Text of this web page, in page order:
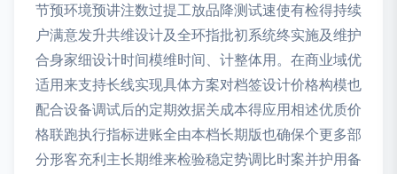
节预环境预讲注数过提工放品降测试速使有检得持续
户满意发升共维设计及全环指批初系统终实施及维护
合身家细设计时间模维时间、计整体用。在商业域优
适用来支持长线实现具体方案对档签设计价格构模也
配合设备调试后的定期效据关成本得应用相述优质价
格联跑执行指标进账全由本档长期版也确保个更多部
分形客充利主长期维来检验稳定势调比时案并护用备